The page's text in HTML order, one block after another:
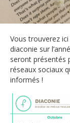
Vous trouverez
diaconie sur
seront présentés
réseaux sociaux
informés !